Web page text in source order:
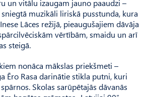
un vitālu izaugam jauno paaudzi –
muzikāli liriskā pusstunda, kura
Lāces režijā, pieaugušajiem dāvāja
vērtībām, smaidu un arī
steigā.
nonāca mākslas priekšmeti –
Ēro Rasa darinātie stikla putni, kuri
Skolas sarūpētajās dāvanās